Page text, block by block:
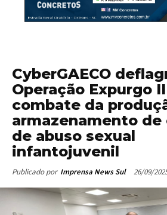
CyberGAECO
Operação Expurgo
combate da
armazenamento
de abuso sexual
infantojuvenil
Publicado por Imprensa News Sul 26/09/